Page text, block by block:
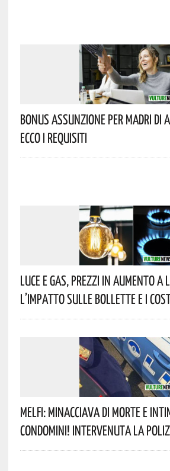
Bonus Assunzione Per Madri Di
Ecco I Requisiti
Luce E Gas, Prezzi In Aumento A
L’impatto Sulle Bollette E I
Melfi: Minacciava Di Morte E
Condomini! Intervenuta La